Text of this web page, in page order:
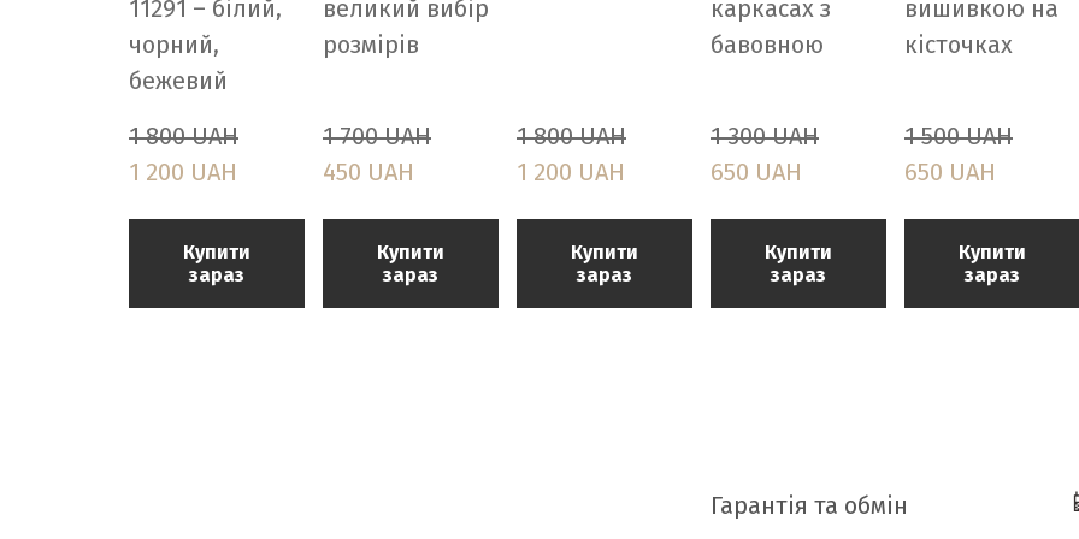
11291 – білий,
чорний,
бежевий
1 800 UAH
1 200 UAH
Купити
зараз
великий вибір
розмірів
1 700 UAH
450 UAH
Купити
зараз
1 800 UAH
1 200 UAH
Купити
зараз
каркасах з
бавовною
1 300 UAH
650 UAH
Купити
зараз
вишивкою на
кісточках
1 500 UAH
650 UAH
Купити
зараз
Гарантія та обмін